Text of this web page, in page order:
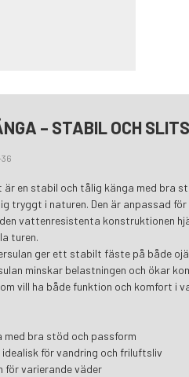
– STABIL OCH
är en stabil och tålig känga med bra
tryggt i naturen. Den är anpassad
vattenresistenta konstruktionen
turen.
ger ett stabilt fäste på både
minskar belastningen och ökar
vill ha både funktion och komfort i
bra stöd och passform
idealisk för vandring och friluftsliv
för varierande väder